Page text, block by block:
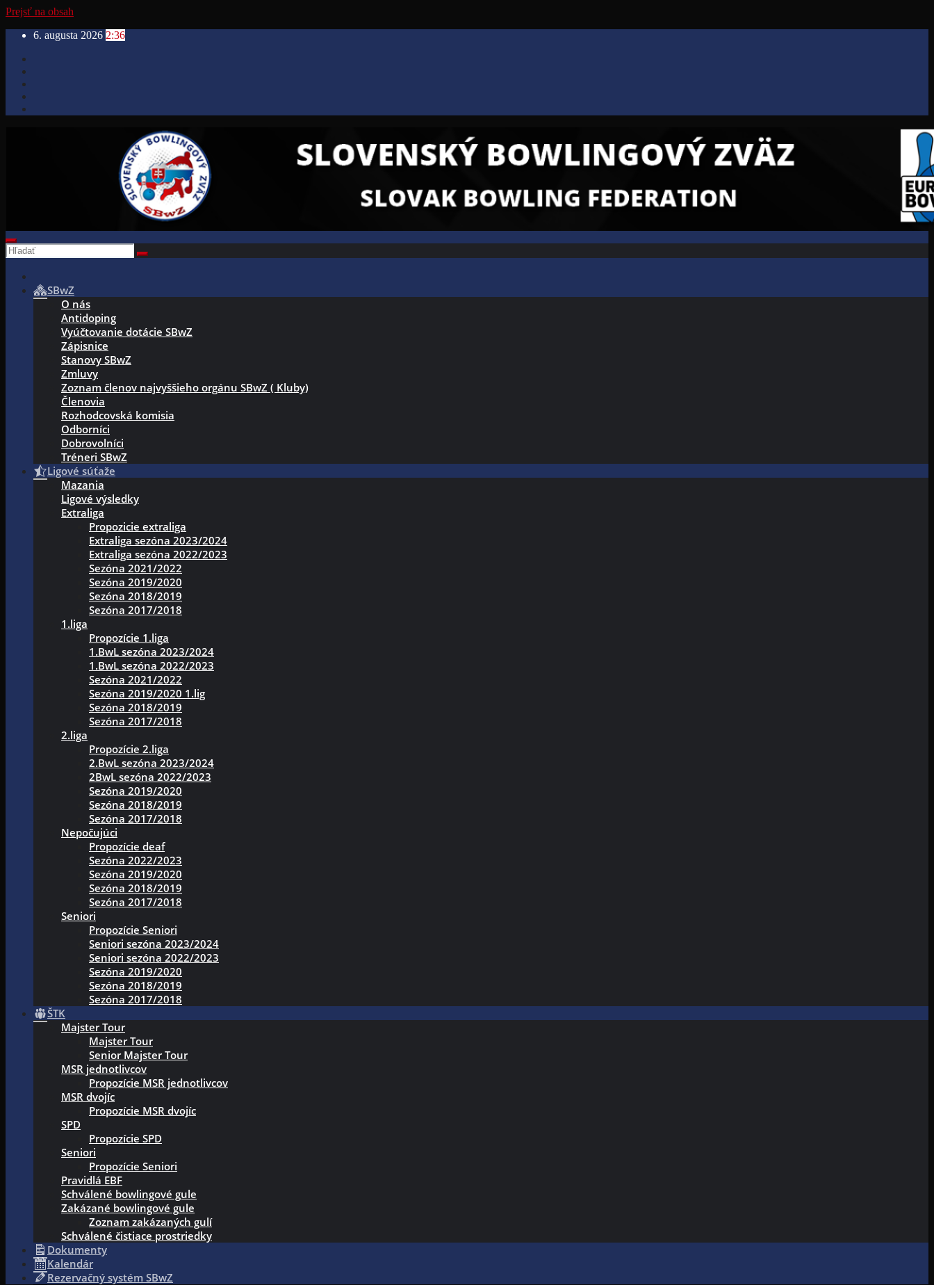
Prejsť na obsah
6. augusta 2026 2:36
SBwZ
O nás
Antidoping
Vyúčtovanie dotácie SBwZ
Zápisnice
Stanovy SBwZ
Zmluvy
Zoznam členov najvyššieho orgánu SBwZ ( Kluby)
Členovia
Rozhodcovská komisia
Odborníci
Dobrovolníci
Tréneri SBwZ
Ligové súťaže
Mazania
Ligové výsledky
Extraliga
Propozicie extraliga
Extraliga sezóna 2023/2024
Extraliga sezóna 2022/2023
Sezóna 2021/2022
Sezóna 2019/2020
Sezóna 2018/2019
Sezóna 2017/2018
1.liga
Propozície 1.liga
1.BwL sezóna 2023/2024
1.BwL sezóna 2022/2023
Sezóna 2021/2022
Sezóna 2019/2020 1.lig
Sezóna 2018/2019
Sezóna 2017/2018
2.liga
Propozície 2.liga
2.BwL sezóna 2023/2024
2BwL sezóna 2022/2023
Sezóna 2019/2020
Sezóna 2018/2019
Sezóna 2017/2018
Nepočujúci
Propozície deaf
Sezóna 2022/2023
Sezóna 2019/2020
Sezóna 2018/2019
Sezóna 2017/2018
Seniori
Propozície Seniori
Seniori sezóna 2023/2024
Seniori sezóna 2022/2023
Sezóna 2019/2020
Sezóna 2018/2019
Sezóna 2017/2018
ŠTK
Majster Tour
Majster Tour
Senior Majster Tour
MSR jednotlivcov
Propozície MSR jednotlivcov
MSR dvojíc
Propozície MSR dvojíc
SPD
Propozície SPD
Seniori
Propozície Seniori
Pravidlá EBF
Schválené bowlingové gule
Zakázané bowlingové gule
Zoznam zakázaných gulí
Schválené čistiace prostriedky
Dokumenty
Kalendár
Rezervačný systém SBwZ